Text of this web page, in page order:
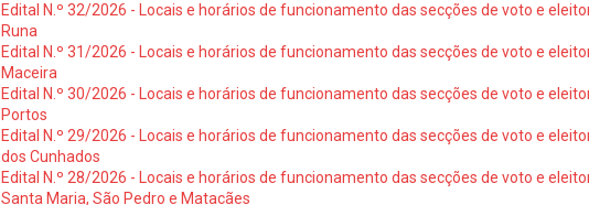
Edital N.º 32/2026 - Locais e horários de funcionamento das secções de voto e
Runa
Edital N.º 31/2026 - Locais e horários de funcionamento das secções de voto e
Maceira
Edital N.º 30/2026 - Locais e horários de funcionamento das secções de voto e
Portos
Edital N.º 29/2026 - Locais e horários de funcionamento das secções de voto e
dos Cunhados
Edital N.º 28/2026 - Locais e horários de funcionamento das secções de voto e
Santa Maria, São Pedro e Matacães